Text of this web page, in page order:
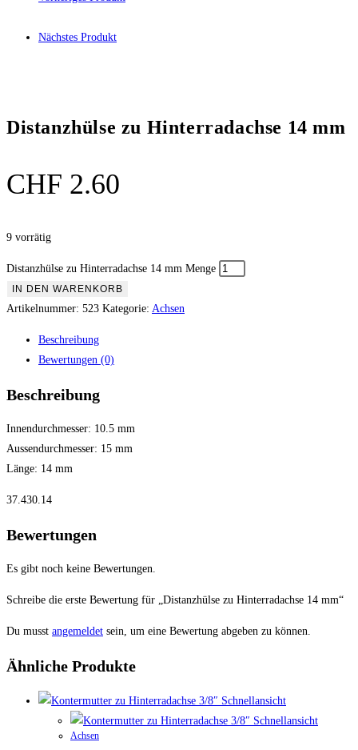
Nächstes Produkt
Distanzhülse zu Hinterradachse 14 mm
CHF 2.60
9 vorrätig
Distanzhülse zu Hinterradachse 14 mm Menge
IN DEN WARENKORB
Artikelnummer: 523 Kategorie: Achsen
Beschreibung
Bewertungen (0)
Beschreibung
Innendurchmesser: 10.5 mm
Aussendurchmesser: 15 mm
Länge: 14 mm
37.430.14
Bewertungen
Es gibt noch keine Bewertungen.
Schreibe die erste Bewertung für „Distanzhülse zu Hinterradachse 14 mm“
Du musst angemeldet sein, um eine Bewertung abgeben zu können.
Ähnliche Produkte
Schnellansicht
Schnellansicht
Achsen